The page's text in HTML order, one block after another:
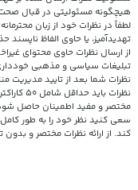
هیچگونه مسئولیتی در قبال صحت
لطفاً در نظرات خود از زبان
تهدیدآمیز، یا حاوی الفاظ
از ارسال نظرات حاوی محتوای
تبلیغات سیاسی و مذهبی
نظرات شما بعد از تایید مدیریت
مختصر و مفید اطمینان حاصل
سعی کنید نظر خود را به طور کامل
کند. از ارائه نظرات مختصر و